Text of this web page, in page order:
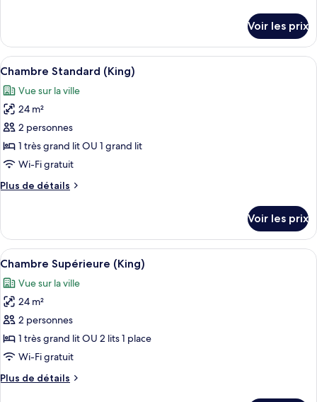
de
chambre :
Chambre
le
type
de
Chambre
Voir les prix
Afficher
toutes
les
photos
pour
ce
type
chambre :
(King)
Une chambre d’hôtel avec un grand
12
Chambre Standard (King)
Vue sur la ville
24 m²
2 personnes
1 très grand lit OU 1 grand lit
Wi-Fi gratuit
Plus de détails
Plus
le
type
de
Chambre
Standard
Voir les prix
Afficher
toutes
les
photos
pour
ce
type
chambre :
Une chambre d’hôtel moderne
12
Chambre Supérieure (King)
Vue sur la ville
24 m²
2 personnes
1 très grand lit OU 2 lits 1 place
Wi-Fi gratuit
Plus de détails
Plus